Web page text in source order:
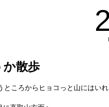
か散歩
ころからヒョコっと山にはいれ